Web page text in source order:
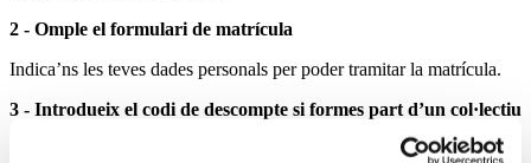
2 - Omple el formulari de matrícula
Indica’ns les teves dades personals per poder tramitar la matrícula.
3 - Introdueix el codi de descompte si formes part d’un col·lectiu